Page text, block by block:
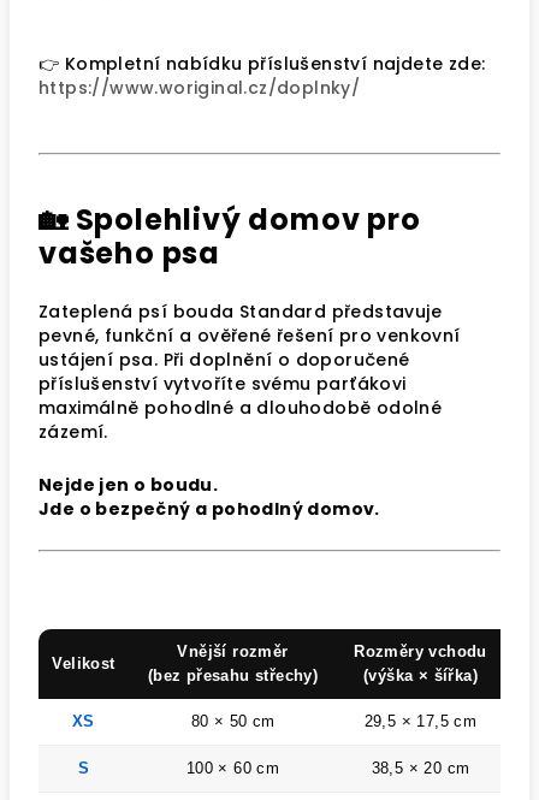
👉 Kompletní nabídku příslušenství najdete zde:
https://www.woriginal.cz/doplnky/
🏡 Spolehlivý domov pro
vašeho psa
Zateplená psí bouda Standard představuje
pevné, funkční a ověřené řešení pro venkovní
ustájení psa. Při doplnění o doporučené
příslušenství vytvoříte svému parťákovi
maximálně pohodlné a dlouhodobě odolné
zázemí.
Nejde jen o boudu.
Jde o bezpečný a pohodlný domov.
Velikost
Vnější rozměr
(bez přesahu střechy)
Rozměry vchodu
(výška × šířka)
XS 80 × 50 cm 29,5 × 17,5 cm
S 100 × 60 cm 38,5 × 20 cm